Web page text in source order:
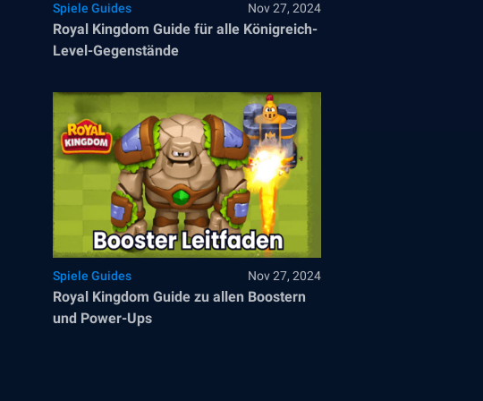
Spiele Guides Nov 27, 2024
Royal Kingdom Guide für alle Königreich-
Level-Gegenstände
Spiele Guides Nov 27, 2024
Royal Kingdom Guide zu allen Boostern
und Power-Ups